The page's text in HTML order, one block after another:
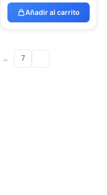
Añadir al carrito
… 7